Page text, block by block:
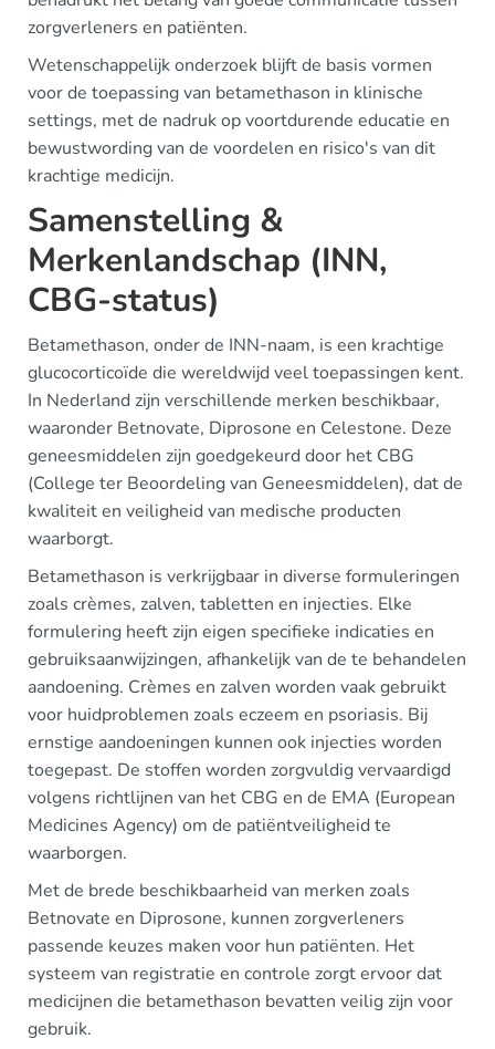
zorgverleners en patiënten.
Wetenschappelijk onderzoek blijft de basis vormen
voor de toepassing van betamethason in klinische
settings, met de nadruk op voortdurende educatie en
bewustwording van de voordelen en risico's van dit
krachtige medicijn.
Samenstelling &
Merkenlandschap (INN,
CBG-status)
Betamethason, onder de INN-naam, is een krachtige
glucocorticoïde die wereldwijd veel toepassingen kent.
In Nederland zijn verschillende merken beschikbaar,
waaronder Betnovate, Diprosone en Celestone. Deze
geneesmiddelen zijn goedgekeurd door het CBG
(College ter Beoordeling van Geneesmiddelen), dat de
kwaliteit en veiligheid van medische producten
waarborgt.
Betamethason is verkrijgbaar in diverse formuleringen
zoals crèmes, zalven, tabletten en injecties. Elke
formulering heeft zijn eigen specifieke indicaties en
gebruiksaanwijzingen, afhankelijk van de te behandelen
aandoening. Crèmes en zalven worden vaak gebruikt
voor huidproblemen zoals eczeem en psoriasis. Bij
ernstige aandoeningen kunnen ook injecties worden
toegepast. De stoffen worden zorgvuldig vervaardigd
volgens richtlijnen van het CBG en de EMA (European
Medicines Agency) om de patiëntveiligheid te
waarborgen.
Met de brede beschikbaarheid van merken zoals
Betnovate en Diprosone, kunnen zorgverleners
passende keuzes maken voor hun patiënten. Het
systeem van registratie en controle zorgt ervoor dat
medicijnen die betamethason bevatten veilig zijn voor
gebruik.